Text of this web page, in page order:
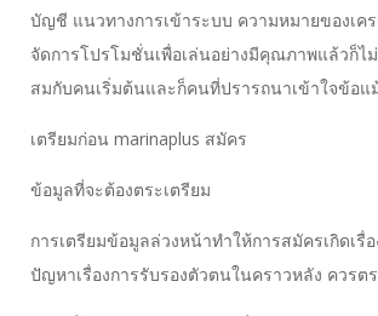
บัญชี แนวทางการเข้าระบบ ความหมายของเค
จัดการโปรโมชั่นเพื่อเล่นอย่างมีคุณภาพแล้วก็ไ
สมกับคนเริ่มต้นและก็คนที่ปรารถนาเข้าใจข้อแ
เตรียมก่อน marinaplus สมัคร
ข้อมูลที่จะต้องตระเตรียม
การเตรียมข้อมูลล่วงหน้าทำให้การสมัครเกิดเรื่
ปัญหาเรื่องการรับรองตัวตนในคราวหลัง ควรตร